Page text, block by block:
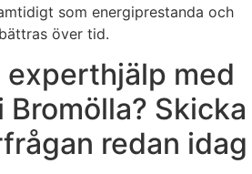
som energiprestanda och
över tid.
experthjälp med
Skicka
redan idag